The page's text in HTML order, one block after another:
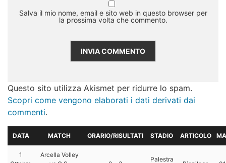
Salva il mio nome, email e sito web in questo browser per
la prossima volta che commento.
Questo sito utilizza Akismet per ridurre lo spam.
Scopri come vengono elaborati i dati derivati dai
commenti.
DATA MATCH ORARIO/RISULTATI STADIO ARTICOLO
1
Arcella Volley
Palestra